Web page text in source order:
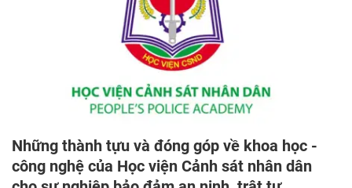
Những thành tựu và đóng góp về khoa học -
công nghệ của Học viện Cảnh sát nhân dân